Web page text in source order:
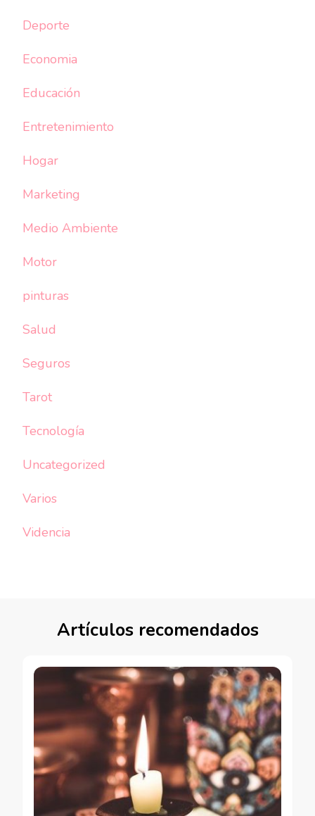
Deporte
Economia
Educación
Entretenimiento
Hogar
Marketing
Medio Ambiente
Motor
pinturas
Salud
Seguros
Tarot
Tecnología
Uncategorized
Varios
Videncia
Artículos recomendados